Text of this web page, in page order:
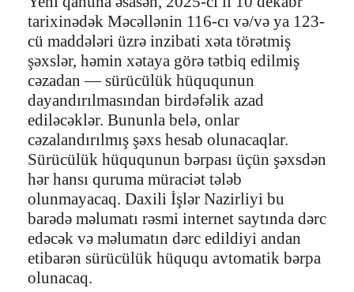
tarixinədək Məcəllənin 116-cı və/və ya 123-
cü maddələri üzrə inzibati xəta törətmiş
şəxslər, həmin xətaya görə tətbiq edilmiş
cəzadan — sürücülük hüququnun
dayandırılmasından birdəfəlik azad
ediləcəklər. Bununla belə, onlar
cəzalandırılmış şəxs hesab olunacaqlar.
Sürücülük hüququnun bərpası üçün şəxsdən
hər hansı quruma müraciət tələb
olunmayacaq. Daxili İşlər Nazirliyi bu
barədə məlumatı rəsmi internet saytında dərc
edəcək və məlumatın dərc edildiyi andan
etibarən sürücülük hüququ avtomatik bərpa
olunacaq.